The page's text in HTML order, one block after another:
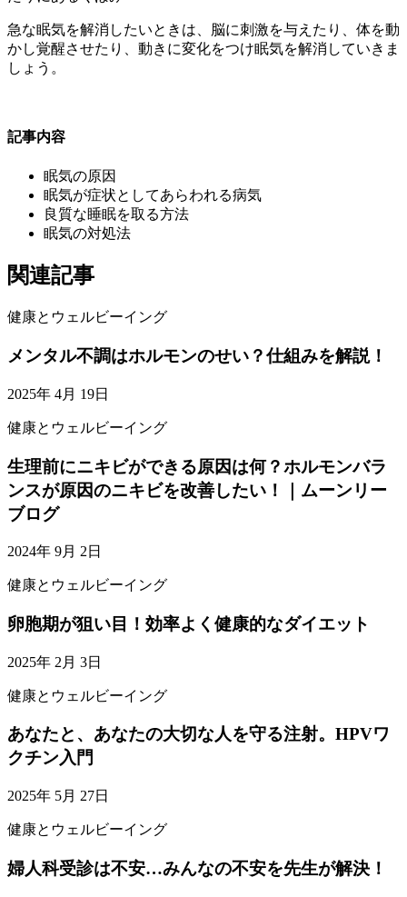
急な眠気を解消したいときは、脳に刺激を与えたり、体を動
かし覚醒させたり、動きに変化をつけ眠気を解消していきま
しょう。
記事内容
眠気の原因
眠気が症状としてあらわれる病気
良質な睡眠を取る方法
眠気の対処法
関連記事
健康とウェルビーイング
メンタル不調はホルモンのせい？仕組みを解説！
2025年 4月 19日
健康とウェルビーイング
生理前にニキビができる原因は何？ホルモンバラ
ンスが原因のニキビを改善したい！｜ムーンリー
ブログ
2024年 9月 2日
健康とウェルビーイング
卵胞期が狙い目！効率よく健康的なダイエット
2025年 2月 3日
健康とウェルビーイング
あなたと、あなたの大切な人を守る注射。HPVワ
クチン入門
2025年 5月 27日
健康とウェルビーイング
婦人科受診は不安…みんなの不安を先生が解決！